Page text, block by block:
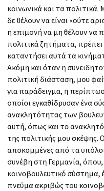
κοινωνικά και τα
δε θέλουν να είναι «ούτε
η επιμονή να μη θέλουν να
πολιτικά ζητήματα, πρέπει
καταντήσει αυτά τα
Ακόμη και όταν η
πολιτική διάσταση, μου
για παράδειγμα, η
οποίοι εγκαθίδρυσαν ένα
ανακλητότητας των
αυτή, όπως και το
της πολιτικής μου σκέψης.
αποκομμένες από τα
συνέβη στη Γερμανία,
κοινοβουλευτικό σύστημα,
πνεύμα ακριβώς του